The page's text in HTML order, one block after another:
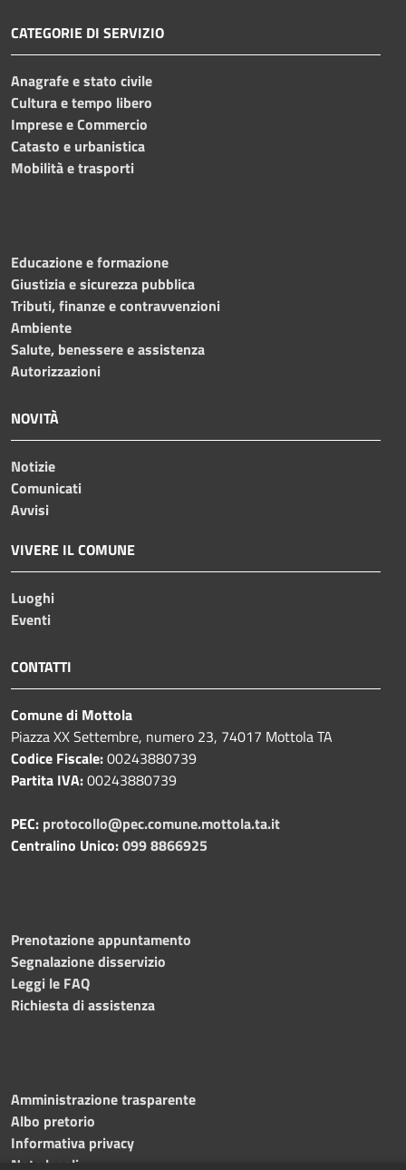
CATEGORIE DI SERVIZIO
Anagrafe e stato civile
Cultura e tempo libero
Imprese e Commercio
Catasto e urbanistica
Mobilità e trasporti
Educazione e formazione
Giustizia e sicurezza pubblica
Tributi, finanze e contravvenzioni
Ambiente
Salute, benessere e assistenza
Autorizzazioni
NOVITÀ
Notizie
Comunicati
Avvisi
VIVERE IL COMUNE
Luoghi
Eventi
CONTATTI
Comune di Mottola
Piazza XX Settembre, numero 23, 74017 Mottola TA
Codice Fiscale:00243880739
Partita IVA:00243880739
PEC: protocollo@pec.comune.mottola.ta.it
Centralino Unico:099 8866925
Prenotazione appuntamento
Segnalazione disservizio
Leggi le FAQ
Richiesta di assistenza
Amministrazione trasparente
Albo pretorio
Informativa privacy
Note legali